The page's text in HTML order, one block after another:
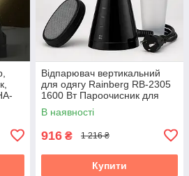
Відпарювач вертикальний
для одягу Rainberg RB-2305
1600 Вт Пароочисник для
штор і постільної білизни
В наявності
916 ₴ 1 216 ₴
Купити